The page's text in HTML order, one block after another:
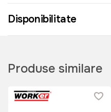
Disponibilitate
Produse similare